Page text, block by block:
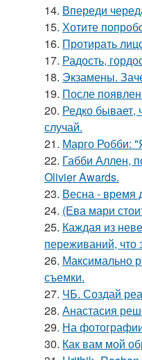
14. Впереди
15. Хотите
16. Протирать
17. Радость,
18. Экзамены.
19. После
20. Редко бывает,
случай.
21. Марго Робби:
22. Габби Аллен,
Olivier Awards.
23. Весна - время
24. (Ева мари
25. Каждая из
переживаний, что
26. Максимально
съемки.
27. ЧБ. Создай
28. Анастасия
29. На
30. Как вам мой